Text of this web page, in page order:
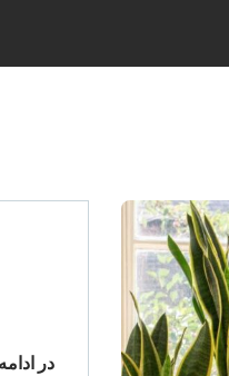
در